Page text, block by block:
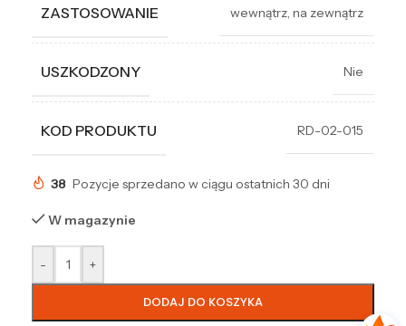
ZASTOSOWANIE wewnątrz, na zewnątrz
USZKODZONY Nie
KOD PRODUKTU RD-02-015
38 Pozycje sprzedano w ciągu ostatnich 30 dni
W magazynie
- +
DODAJ DO KOSZYKA